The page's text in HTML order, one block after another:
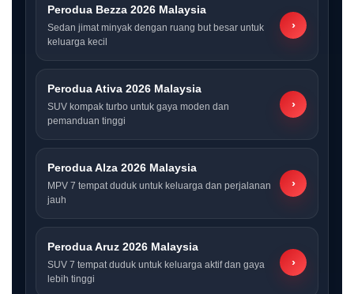
Perodua Bezza 2026 Malaysia
Sedan jimat minyak dengan ruang but besar untuk
keluarga kecil
›
Perodua Ativa 2026 Malaysia
SUV kompak turbo untuk gaya moden dan
pemanduan tinggi
›
Perodua Alza 2026 Malaysia
MPV 7 tempat duduk untuk keluarga dan perjalanan
jauh
›
Perodua Aruz 2026 Malaysia
SUV 7 tempat duduk untuk keluarga aktif dan gaya
lebih tinggi
›